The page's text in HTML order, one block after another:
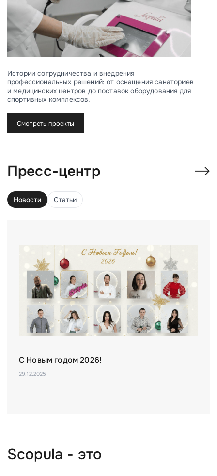
Истории сотрудничества и внедрения
профессиональных решений: от оснащения санаториев
и медицинских центров до поставок оборудования для
спортивных комплексов.
Смотреть проекты
Пресс-центр
Новости Статьи
С Новым годом 2026!
29.12.2025
Scopula - это